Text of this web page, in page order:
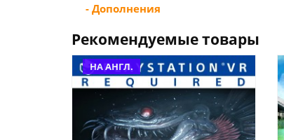
- Дополнения
Рекомендуемые товары
НА АНГЛ.